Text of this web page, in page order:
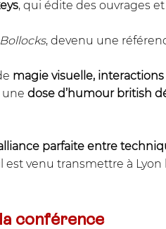
, qui édite des ouvrages
, devenu une
magie visuelle,
une dose d’humour british
parfaite entre
est venu transmettre à
conférence